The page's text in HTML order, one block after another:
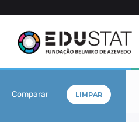
Comparar LIMPAR